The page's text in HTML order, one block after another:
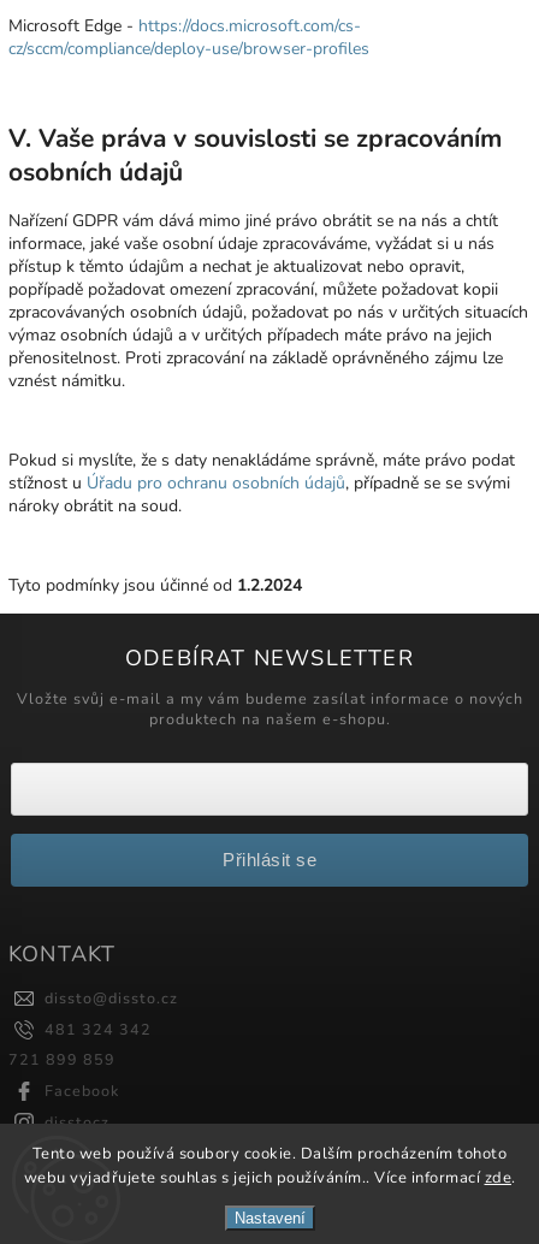
Tento web používá soubory cookie. Dalším procházením tohoto
webu vyjadřujete souhlas s jejich používáním.. Více informacízde.
Nastavení
Microsoft Edge - https://docs.microsoft.com/cs-
cz/sccm/compliance/deploy-use/browser-profiles
V. Vaše práva v souvislosti se zpracováním
osobních údajů
Nařízení GDPR vám dává mimo jiné právo obrátit se na nás a chtít
informace, jaké vaše osobní údaje zpracováváme, vyžádat si u nás
přístup k těmto údajům a nechat je aktualizovat nebo opravit,
popřípadě požadovat omezení zpracování, můžete požadovat kopii
zpracovávaných osobních údajů, požadovat po nás v určitých situacích
výmaz osobních údajů a v určitých případech máte právo na jejich
přenositelnost. Proti zpracování na základě oprávněného zájmu lze
vznést námitku.
Pokud si myslíte, že s daty nenakládáme správně, máte právo podat
stížnost u Úřadu pro ochranu osobních údajů, případně se se svými
nároky obrátit na soud.
Tyto podmínky jsou účinné od 1.2.2024
ODEBÍRAT NEWSLETTER
Vložte svůj e-mail a my vám budeme zasílat informace o nových
produktech na našem e-shopu.
Přihlásit se
KONTAKT
dissto@dissto.cz
481 324 342
721 899 859
Facebook
disstocz
Shoptet| Design